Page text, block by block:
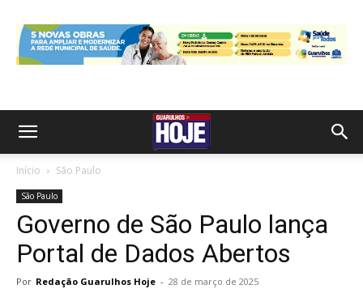
Início São Paulo
São Paulo
Governo de São Paulo lança
Portal de Dados Abertos
Por Redação Guarulhos Hoje - 28 de março de 2025